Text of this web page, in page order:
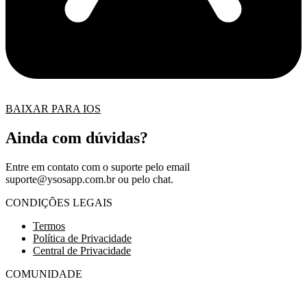
BAIXAR PARA IOS
Ainda com dúvidas?
Entre em contato com o suporte pelo email
suporte@ysosapp.com.brou pelo chat.
CONDIÇÕES LEGAIS
Termos
Política de Privacidade
Central de Privacidade
COMUNIDADE